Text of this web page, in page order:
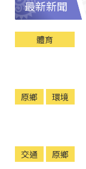
最新新聞
體育
原鄉 環境
交通 原鄉